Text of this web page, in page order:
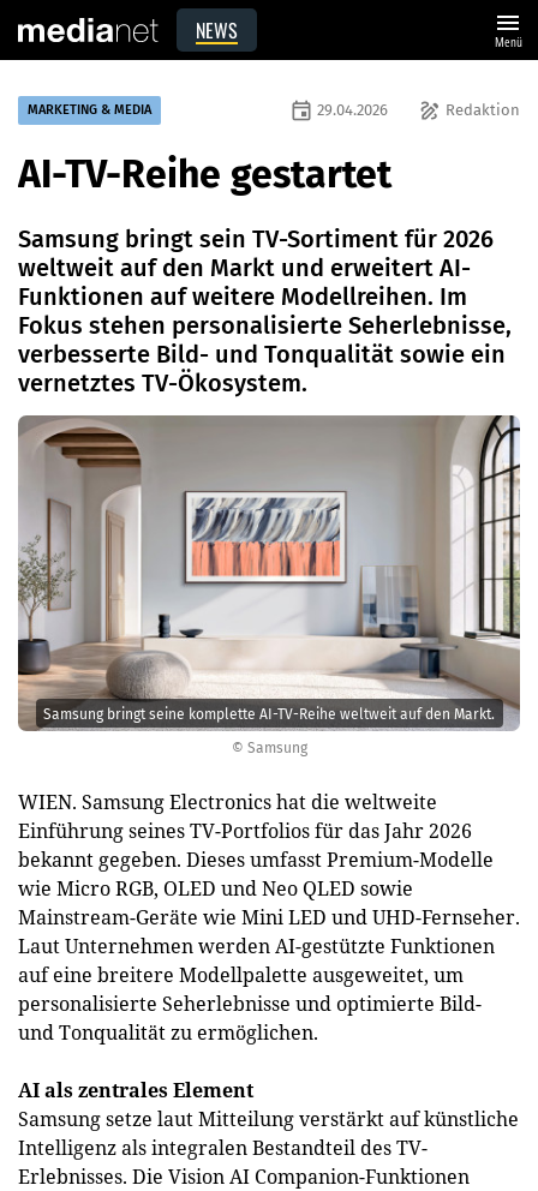
NEWS menu
Menü
© Samsung
Samsung bringt seine komplette AI-TV-Reihe weltweit auf den Markt.
MARKETING & MEDIA draw Redaktion
event 29.04.2026
AI-TV-Reihe gestartet
Samsung bringt sein TV-Sortiment für 2026
weltweit auf den Markt und erweitert AI-
Funktionen auf weitere Modellreihen. Im
Fokus stehen personalisierte Seherlebnisse,
verbesserte Bild- und Tonqualität sowie ein
vernetztes TV-Ökosystem.
WIEN. Samsung Electronics hat die weltweite
Einführung seines TV-Portfolios für das Jahr 2026
bekannt gegeben. Dieses umfasst Premium-Modelle
wie Micro RGB, OLED und Neo QLED sowie
Mainstream-Geräte wie Mini LED und UHD-Fernseher.
Laut Unternehmen werden AI-gestützte Funktionen
auf eine breitere Modellpalette ausgeweitet, um
personalisierte Seherlebnisse und optimierte Bild-
und Tonqualität zu ermöglichen.
AI als zentrales Element
Samsung setze laut Mitteilung verstärkt auf künstliche
Intelligenz als integralen Bestandteil des TV-
Erlebnisses. Die Vision AI Companion-Funktionen